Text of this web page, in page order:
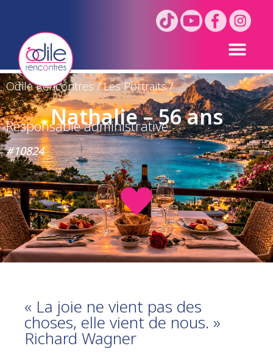
Odile Rencontres/Les Portraits/
Nathalie – 56 ans
Responsable administrative
#10824
« La joie ne vient pas des
choses, elle vient de nous. »
Richard Wagner